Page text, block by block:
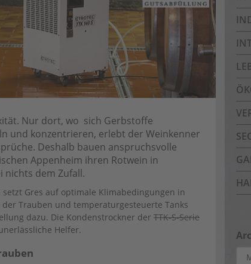
Nur dort, wo sich Gerbstoffe
und konzentrieren, erlebt der Weinkenner
Deshalb bauen anspruchsvolle
Appenheim ihren Rotwein in
nichts dem Zufall.
Gres auf optimale Klimabedingungen in
Trauben und temperaturgesteuerte Tanks
dazu. Die Kondenstrockner der TTK-S-Serie
Helfer.